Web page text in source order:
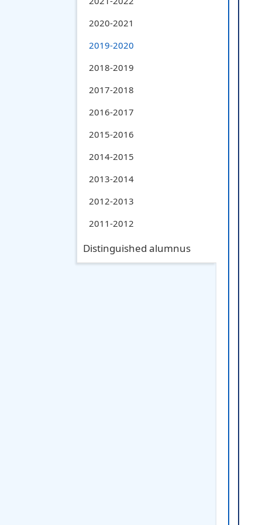
2020-2021
2019-2020
2018-2019
2017-2018
2016-2017
2015-2016
2014-2015
2013-2014
2012-2013
2011-2012
Distinguished alumnus